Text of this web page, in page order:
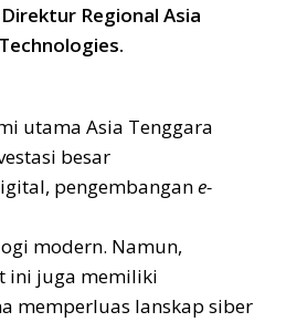
Regional Asia
utama Asia Tenggara
besar
pengembangane-
modern. Namun,
ini juga memiliki
memperluas lanskap siber